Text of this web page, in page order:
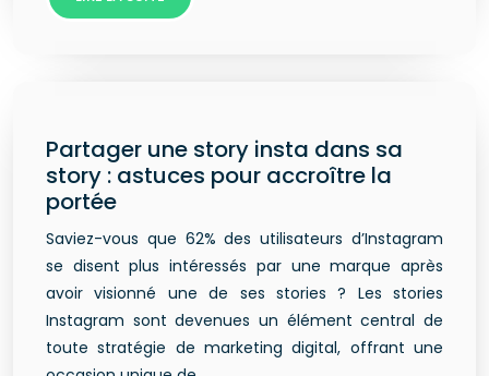
Partager une story insta dans sa
story : astuces pour accroître la
portée
Saviez-vous que 62% des utilisateurs d’Instagram
se disent plus intéressés par une marque après
avoir visionné une de ses stories ? Les stories
Instagram sont devenues un élément central de
toute stratégie de marketing digital, offrant une